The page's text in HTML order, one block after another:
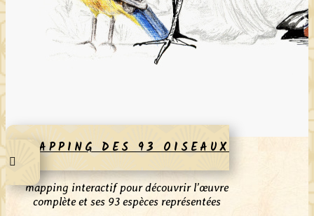
MAPPING DES 93 OISEAUX
mapping interactif pour découvrir l’œuvre
complète et ses 93 espèces représentées